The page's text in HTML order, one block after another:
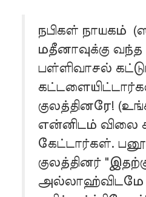
நபிகள் நாயகம்
மதீனாவுக்கு
பள்ளிவாசல்
குலத்தினரே!
என்னிடம் விலை
கேட்டார்கள்.
குலத்தினர்
அல்லாஹ்விடமே